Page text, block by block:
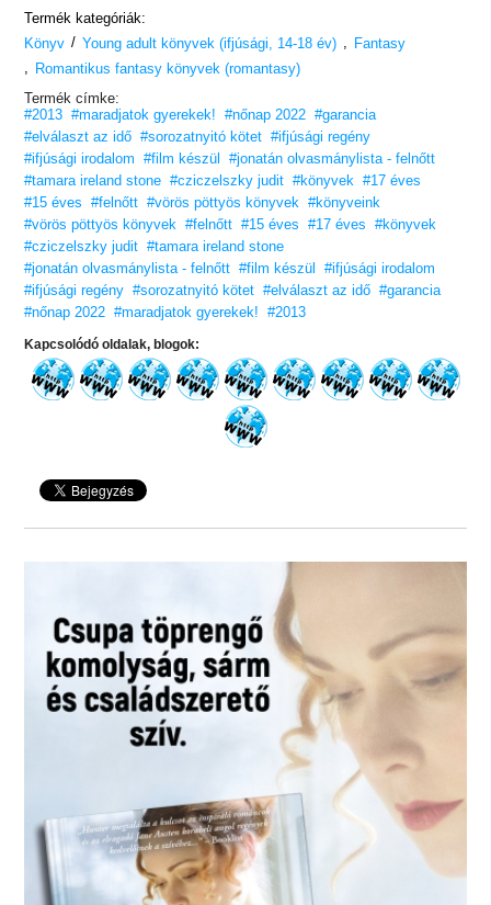
eltűnődöm, vajon ott volt-e egyáltalán. De végül csak összeszedem
a bátorságom, és megiramodom felfelé.
Nincs ott, de biztosan tudom, hogy ott volt. Otthagyta a nyomát: a
friss hó összepréselődött azon a helyen, ahol ült. Alul pedig ott a két
lábnyom.
És akkor feltűnik még valami.
A saját lábnyomaim egyértelműen kivehetőek körülöttem a porhóban,
az ő nyomai azonban nincsenek sehol. Pedig ott kellene lenniük,
kétszeresen is – hiszen egyszer odament a padhoz, aztán pedig
elment onnan. De sehol semmi, csak a vastag, szűz takaró.
„Csodálatosan megírt, egyedi szerelmes történet.”
Termék kategóriák:
Könyv / Young adult könyvek (ifjúsági, 14-18 év) , Fantasy
, Romantikus fantasy könyvek (romantasy)
Termék címke:
#2013 #maradjatok gyerekek! #nőnap 2022 #garancia
#elválaszt az idő #sorozatnyitó kötet #ifjúsági regény
#ifjúsági irodalom
#film készül
#jonatán olvasmánylista - felnőtt
#tamara ireland stone #cziczelszky judit #könyvek
#17 éves
#15 éves
#felnőtt #vörös pöttyös könyvek
#könyveink
#vörös pöttyös könyvek
#felnőtt #15 éves #17 éves
#könyvek
#cziczelszky judit #tamara ireland stone
#jonatán olvasmánylista - felnőtt #film készül
#ifjúsági irodalom
#ifjúsági regény #sorozatnyitó kötet #elválaszt az idő #garancia
#nőnap 2022 #maradjatok gyerekek! #2013
Kapcsolódó oldalak, blogok: